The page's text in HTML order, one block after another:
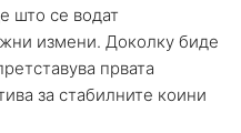
што се водат
измени. Доколку биде
првата
за стабилните коини